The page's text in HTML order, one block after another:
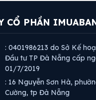
CỔ PHẦN
: 0401986213 do Sở Kế
Đầu tư TP Đà Nẵng cấp
01/7/2019
: 16 Nguyễn Sơn Hà,
Cường, tp Đà Nẵng